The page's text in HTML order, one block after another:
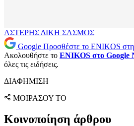
ΑΣΤΕΡΗΣ ΔΙΚΗ ΣΑΣΜΟΣ
Google Προσθέστε το ENIKOS
Ακολουθήστε το ENIKOS στο Google
όλες τις ειδήσεις.
ΔΙΑΦΗΜΙΣΗ
ΜΟΙΡΑΣΟΥ ΤΟ
Κοινοποίηση άρθρου